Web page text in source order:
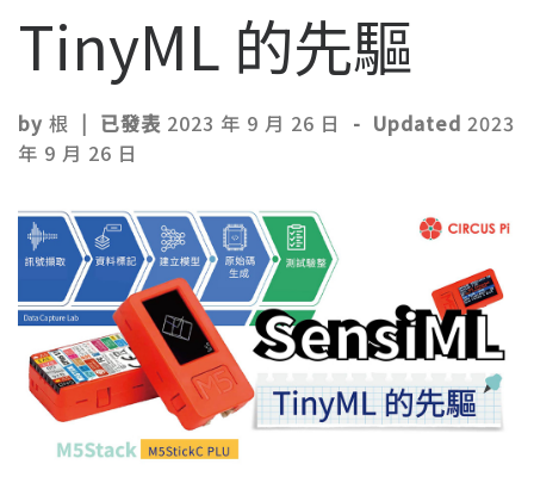
TinyML 的先驅
by 根 | 已發表 2023 年 9 月 26 日 - Updated 2023
年 9 月 26 日